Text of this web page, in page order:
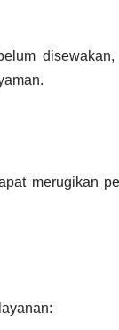
merugikan